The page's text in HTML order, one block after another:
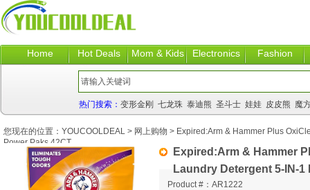
Home Hot Deals Mom & Kids Electronics Fashion
热门搜索： 变形金刚 七龙珠 泰迪熊 圣斗士 娃娃 皮皮熊 魔
Expired:Arm & Hammer
Laundry Detergent 5-IN-1
Product #：AR1222
您现在的位置： YOUCOOLDEAL > 网上购物 > Expired:Arm & Hammer Plus
Power Paks 42CT